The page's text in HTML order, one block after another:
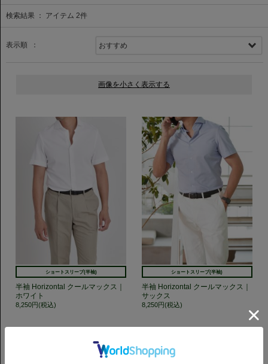
検索結果 ： アイテム 2件
表示順 ：
ショートスリーブ(半袖)
半袖 Horizontal クールマックス｜
ホワイト
8,250円(税込)
ショートスリーブ(半袖)
半袖 Horizontal クールマックス｜
サックス
8,250円(税込)
GET TO KNOW US